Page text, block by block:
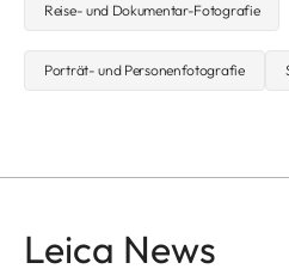
Reise- und Dokumentar-Fotografie
Porträt- und Personenfotografie
Leica News